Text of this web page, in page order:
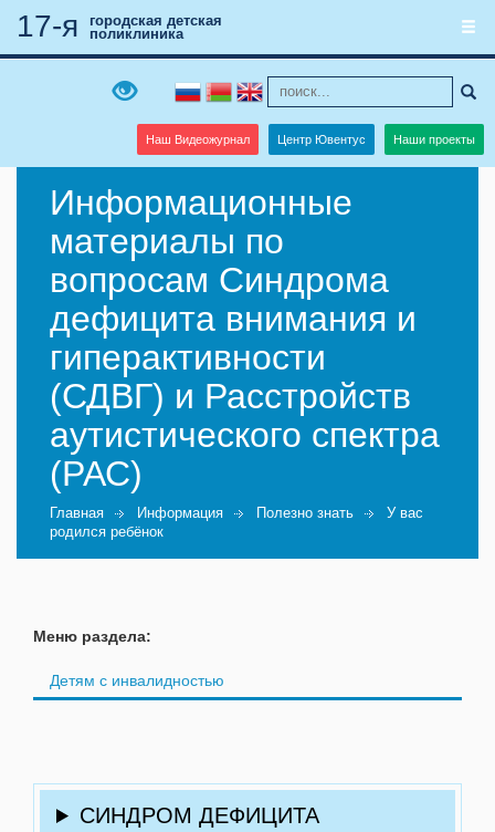
Наш Видеожурнал Центр Ювентус Наши проекты
17-я
городская детская
поликлиника
Информационные
материалы по
вопросам Синдрома
дефицита внимания и
гиперактивности
(СДВГ) и Расстройств
аутистического спектра
(РАС)
Главная Информация Полезно знать
У вас
родился ребёнок
Меню раздела:
Детям с инвалидностью
СИНДРОМ ДЕФИЦИТА